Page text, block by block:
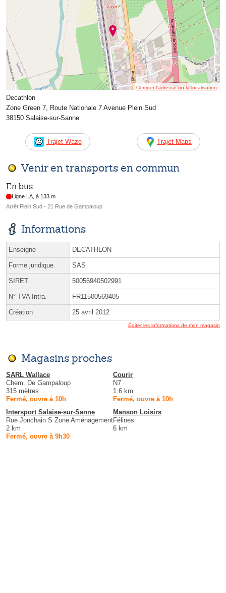
Corriger l’adresse ou la localisation
Decathlon
Zone Green 7, Route Nationale 7 Avenue Plein Sud
38150 Salaise-sur-Sanne
Trajet Waze Trajet Maps
Venir en transports en commun
En bus
Ligne LA, à 133 m
Arrêt Plein Sud - 21 Rue de Gampaloup
Informations
Enseigne DECATHLON
Forme juridique SAS
SIRET 50056940502991
N° TVA Intra. FR11500569405
Création 25 avril 2012
Éditer les informations de mon magasin
Magasins proches
SARL Wallace
Chem. De Gampaloup
315 mètres
Fermé, ouvre à 10h
Courir
N7
1.6 km
Fermé, ouvre à 10h
Intersport Salaise-sur-Sanne
Rue Jonchain S Zone Aménagement
2 km
Fermé, ouvre à 9h30
Manson Loisirs
Félines
6 km